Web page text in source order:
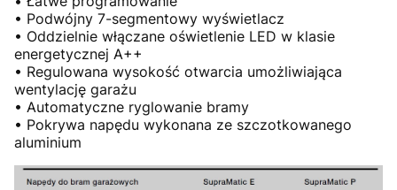
• Podwójny 7-segmentowy wyświetlacz
• Oddzielnie włączane oświetlenie LED w klasie
energetycznej A++
• Regulowana wysokość otwarcia umożliwiająca
wentylację garażu
• Automatyczne ryglowanie bramy
• Pokrywa napędu wykonana ze szczotkowanego
aluminium